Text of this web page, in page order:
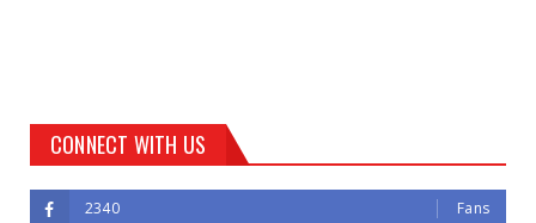
CONNECT WITH US
2340 Fans